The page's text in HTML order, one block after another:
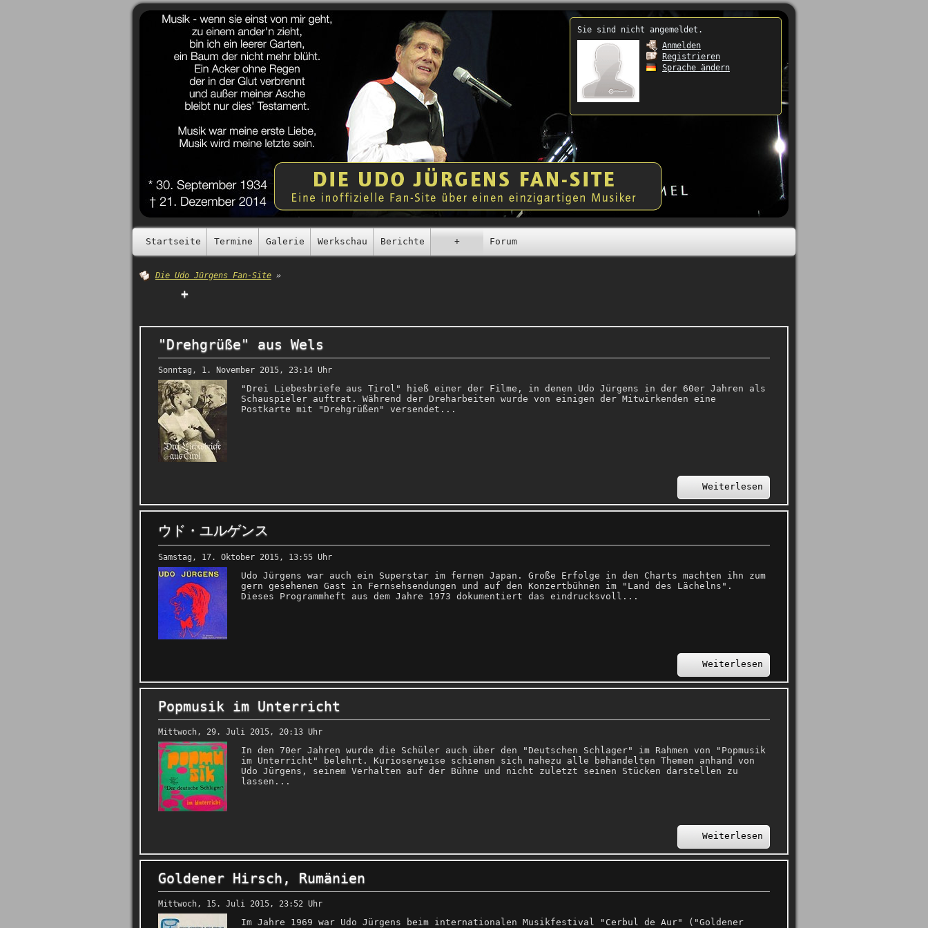
Sie sind nicht angemeldet.
Anmelden
Registrieren
Sprache ändern
Startseite Termine Galerie Werkschau Berichte + Forum
Die Udo Jürgens Fan-Site »
+
"Drehgrüße" aus Wels
Sonntag, 1. November 2015, 23:14 Uhr
"Drei Liebesbriefe aus Tirol" hieß einer der Filme, in denen Udo Jürgens in der 60er Jahren als
Schauspieler auftrat. Während der Dreharbeiten wurde von einigen der Mitwirkenden eine
Postkarte mit "Drehgrüßen" versendet...
Weiterlesen
ウド・ユルゲンス
Samstag, 17. Oktober 2015, 13:55 Uhr
Udo Jürgens war auch ein Superstar im fernen Japan. Große Erfolge in den Charts machten ihn zum
gern gesehenen Gast in Fernsehsendungen und auf den Konzertbühnen im "Land des Lächelns".
Dieses Programmheft aus dem Jahre 1973 dokumentiert das eindrucksvoll...
Weiterlesen
Popmusik im Unterricht
Mittwoch, 29. Juli 2015, 20:13 Uhr
In den 70er Jahren wurde die Schüler auch über den "Deutschen Schlager" im Rahmen von "Popmusik
im Unterricht" belehrt. Kurioserweise schienen sich nahezu alle behandelten Themen anhand von
Udo Jürgens, seinem Verhalten auf der Bühne und nicht zuletzt seinen Stücken darstellen zu
lassen...
Weiterlesen
Goldener Hirsch, Rumänien
Mittwoch, 15. Juli 2015, 23:52 Uhr
Im Jahre 1969 war Udo Jürgens beim internationalen Musikfestival "Cerbul de Aur" ("Goldener